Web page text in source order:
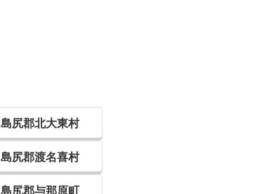
島尻郡北大東村
島尻郡渡名喜村
島尻郡与那原町